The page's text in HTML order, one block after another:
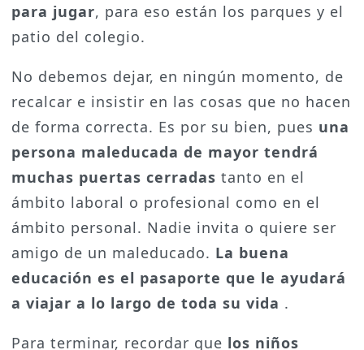
para jugar, para eso están los parques y el
patio del colegio.
No debemos dejar, en ningún momento, de
recalcar e insistir en las cosas que no hacen
de forma correcta. Es por su bien, pues una
persona maleducada de mayor tendrá
muchas puertas cerradas tanto en el
ámbito laboral o profesional como en el
ámbito personal. Nadie invita o quiere ser
amigo de un maleducado. La buena
educación es el pasaporte que le ayudará
a viajar a lo largo de toda su vida .
Para terminar, recordar que los niños